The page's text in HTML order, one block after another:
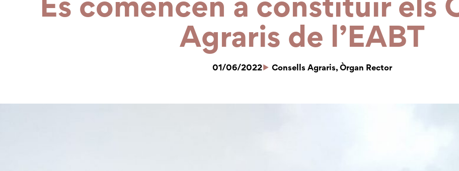
Agraris de l’EABT
01/06/2022 Consells Agraris, Òrgan Rector